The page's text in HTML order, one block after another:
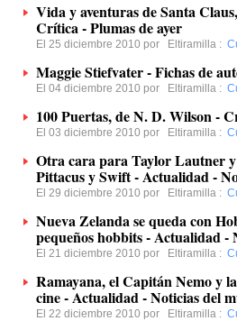
Vida y aventuras de Santa
Crítica - Plumas de ayer
El 25 diciembre 2010 por Eltiramilla :
Maggie Stiefvater - Fichas de
El 04 diciembre 2010 por Eltiramilla :
100 Puertas, de N. D. Wilson -
El 03 diciembre 2010 por Eltiramilla :
Otra cara para Taylor Lautner y
Pittacus y Swift - Actualidad -
El 29 diciembre 2010 por Eltiramilla :
Nueva Zelanda se queda con
pequeños hobbits - Actualidad -
El 21 diciembre 2010 por Eltiramilla :
Ramayana, el Capitán Nemo y
cine - Actualidad - Noticias del
El 22 diciembre 2010 por Eltiramilla :